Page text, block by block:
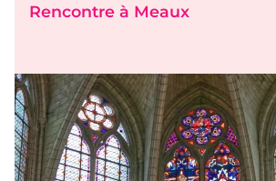
Rencontre à Meaux